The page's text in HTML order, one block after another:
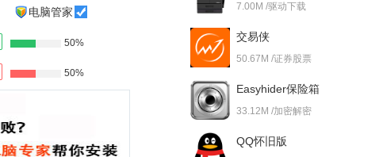
电脑管家
50%
50%
7.00M /驱动下载
交易侠
50.67M /证券股票
Easyhider保险箱
33.12M /加密解密
QQ怀旧版